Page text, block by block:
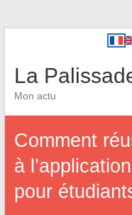
La
Mon actu
Comment
à
pour